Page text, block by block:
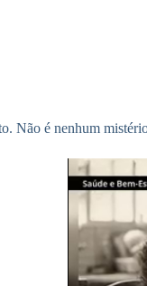
Não é nenhum